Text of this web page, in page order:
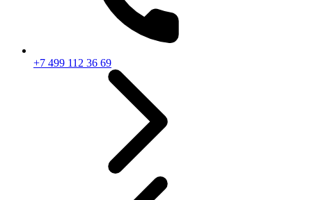
+7 499 112 36 69